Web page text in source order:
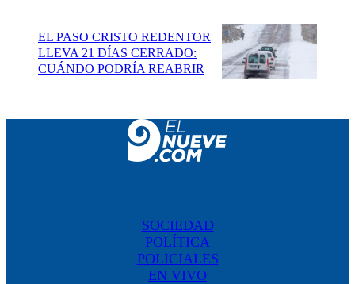
EL PASO CRISTO REDENTOR
LLEVA 21 DÍAS CERRADO:
CUÁNDO PODRÍA REABRIR
SOCIEDAD
POLÍTICA
POLICIALES
EN VIVO